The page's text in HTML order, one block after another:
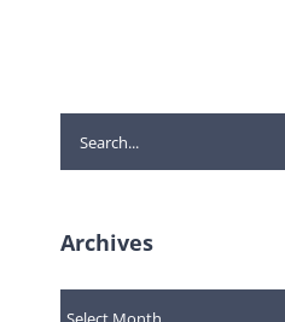
Search
for:
Archives
Archives